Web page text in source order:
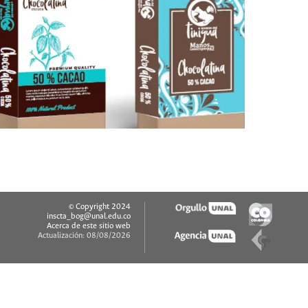
© Copyright 2024
inscta_bog@unal.edu.co
Acerca de este sitio web
Actualización: 08/08/2026